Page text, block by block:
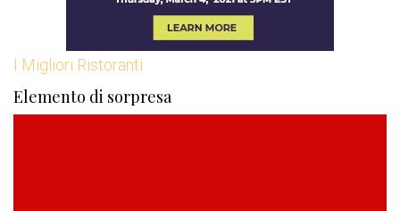
I Migliori Ristoranti
Elemento di sorpresa